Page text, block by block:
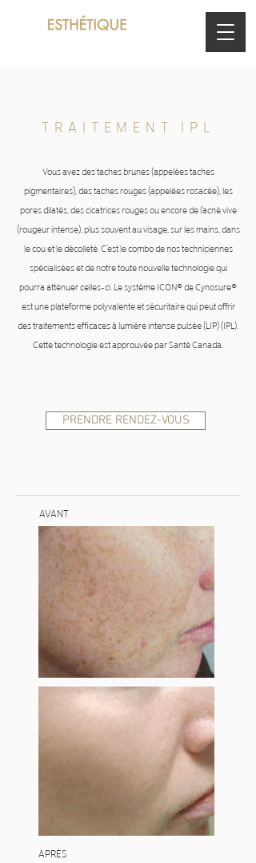
TRAITEMENT IPL
Vous avez des taches brunes (appelées taches
pigmentaires), des taches rouges (appelées rosacée), les
pores dilatés, des cicatrices rouges ou encore de l’acné vive
(rougeur intense), plus souvent au visage, sur les mains, dans
le cou et le décolleté. C’est le combo de nos techniciennes
spécialisées et de notre toute nouvelle technologie qui
pourra atténuer celles-ci. Le système ICON® de Cynosure®
est une plateforme polyvalente et sécuritaire qui peut offrir
des traitements efficaces à lumière intense pulsée (LIP) (IPL).
Cette technologie est approuvée par Santé Canada.
PRENDRE RENDEZ-VOUS
AVANT
APRÈS